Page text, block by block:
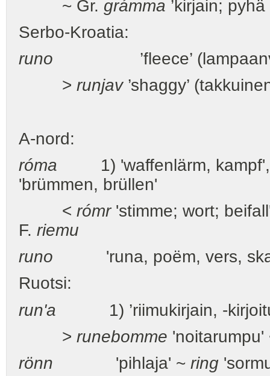
~ Gr. grámma ’kirjain;
Serbo-Kroatia:
runo ’fleece’
> runjav’shaggy’
A-nord:
róma 1) 'waffenlärm, kampf',
'brümmen, brüllen'
< rómr'stimme; wort;
F. riemu
runo 'runa, poëm, vers,
Ruotsi:
run'a 1) ’riimukirjain, -
> runebomme
rönn 'pihlaja' ~ ring